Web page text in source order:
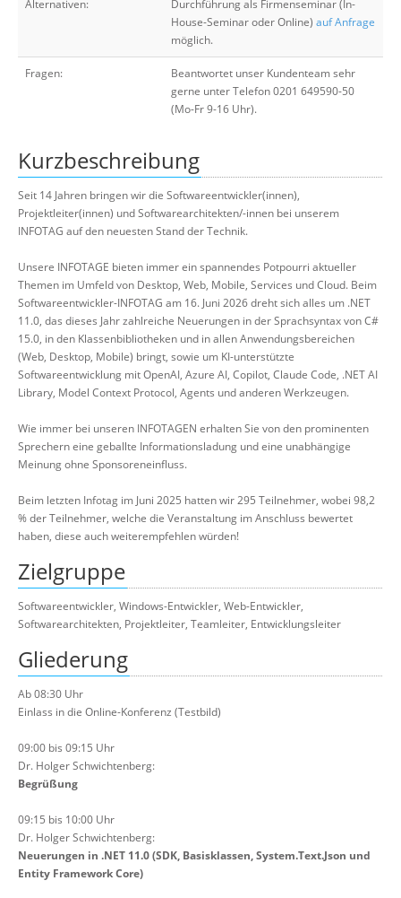
Alternativen:
Durchführung als Firmenseminar (In-
House-Seminar oder Online) auf Anfrage
möglich.
Fragen:
Beantwortet unser Kundenteam sehr
gerne unter Telefon 0201 649590-50
(Mo-Fr 9-16 Uhr).
Kurzbeschreibung
Seit 14 Jahren bringen wir die Softwareentwickler(innen),
Projektleiter(innen) und Softwarearchitekten/-innen bei unserem
INFOTAG auf den neuesten Stand der Technik.
Unsere INFOTAGE bieten immer ein spannendes Potpourri aktueller
Themen im Umfeld von Desktop, Web, Mobile, Services und Cloud. Beim
Softwareentwickler-INFOTAG am 16. Juni 2026 dreht sich alles um .NET
11.0, das dieses Jahr zahlreiche Neuerungen in der Sprachsyntax von C#
15.0, in den Klassenbibliotheken und in allen Anwendungsbereichen
(Web, Desktop, Mobile) bringt, sowie um KI-unterstützte
Softwareentwicklung mit OpenAI, Azure AI, Copilot, Claude Code, .NET AI
Library, Model Context Protocol, Agents und anderen Werkzeugen.
Wie immer bei unseren INFOTAGEN erhalten Sie von den prominenten
Sprechern eine geballte Informationsladung und eine unabhängige
Meinung ohne Sponsoreneinfluss.
Beim letzten Infotag im Juni 2025 hatten wir 295 Teilnehmer, wobei 98,2
% der Teilnehmer, welche die Veranstaltung im Anschluss bewertet
haben, diese auch weiterempfehlen würden!
Zielgruppe
Softwareentwickler, Windows-Entwickler, Web-Entwickler,
Softwarearchitekten, Projektleiter, Teamleiter, Entwicklungsleiter
Gliederung
Ab 08:30 Uhr
Einlass in die Online-Konferenz (Testbild)
09:00 bis 09:15 Uhr
Dr. Holger Schwichtenberg:
Begrüßung
09:15 bis 10:00 Uhr
Dr. Holger Schwichtenberg:
Neuerungen in .NET 11.0 (SDK, Basisklassen, System.Text.Json und
Entity Framework Core)